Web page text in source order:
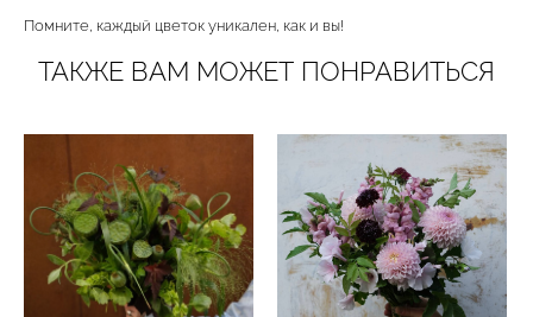
Помните, каждый цветок уникален, как и вы!
ТАКЖЕ ВАМ МОЖЕТ ПОНРАВИТЬСЯ